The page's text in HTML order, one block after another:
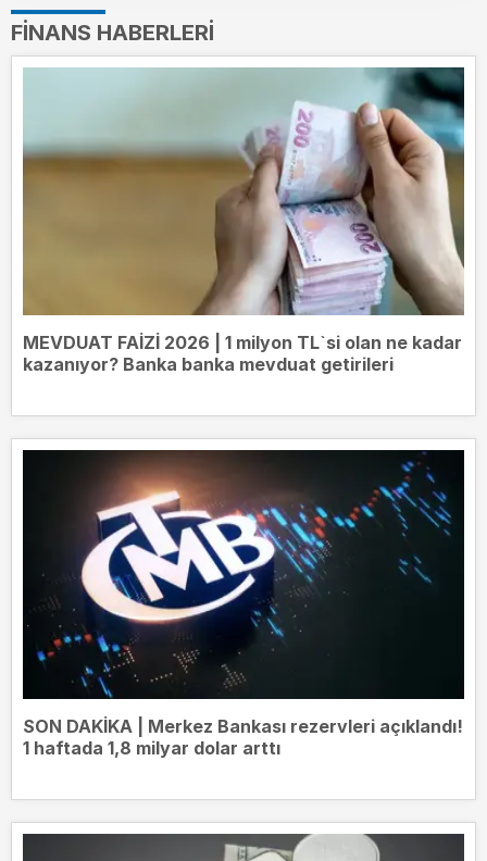
FINANS HABERLERI
MEVDUAT FAİZİ 2026 | 1 milyon TL`si olan ne kadar
kazanıyor? Banka banka mevduat getirileri
SON DAKİKA | Merkez Bankası rezervleri açıklandı!
1 haftada 1,8 milyar dolar arttı